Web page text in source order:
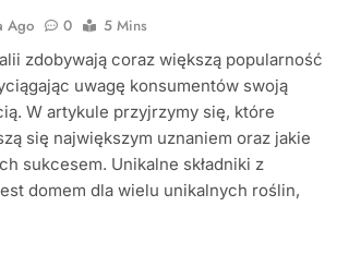
Ago 0
5 Mins
zdobywają coraz większą popularność
uwagę konsumentów swoją
W artykule przyjrzymy się, które
się największym uznaniem oraz jakie
sukcesem. Unikalne składniki z
domem dla wielu unikalnych roślin,